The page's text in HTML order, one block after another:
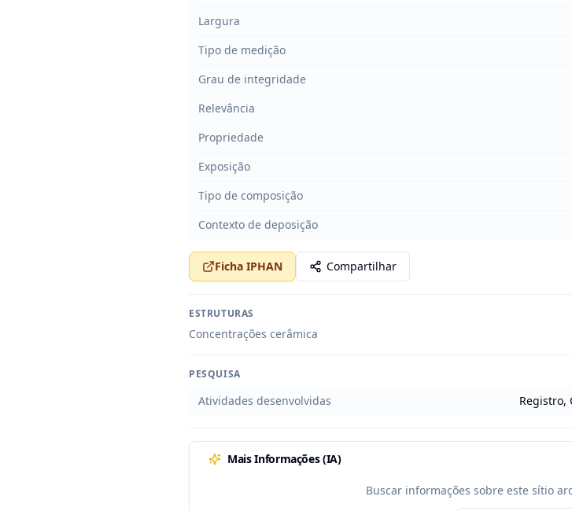
Largura
Tipo de medição
Grau de integridade
Relevância
Propriedade
Exposição
Tipo de composição
Contexto de deposição
Ficha IPHAN Compartilhar
ESTRUTURAS
Concentrações cerâmica
PESQUISA
Atividades desenvolvidas Registro,
Mais Informações (IA)
Buscar informações sobre este sítio